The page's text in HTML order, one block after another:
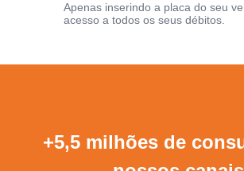
Apenas inserindo a placa do seu
acesso a todos os seus débitos.
+5,5 milhões de